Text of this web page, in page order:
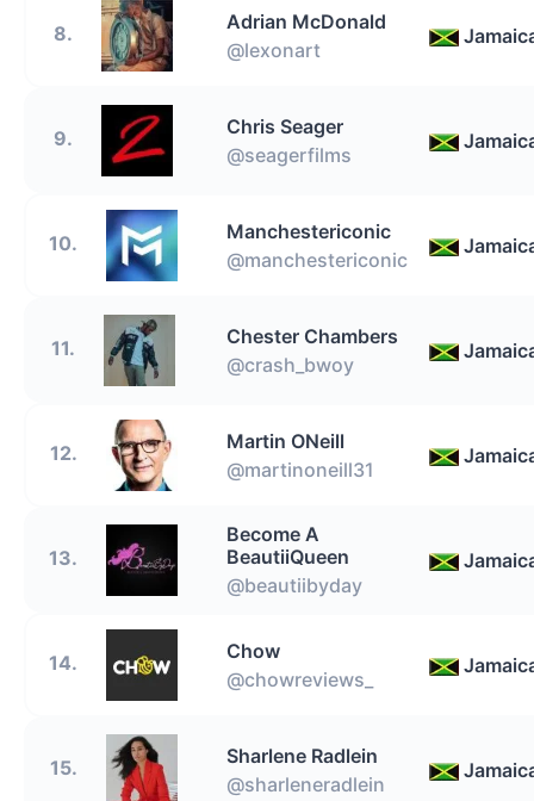
8.
Adrian McDonald
@lexonart
9.
Chris Seager
@seagerfilms
10.
Manchestericonic
@manchestericonic
11.
Chester Chambers
@crash_bwoy
12.
Martin ONeill
@martinoneill31
13.
Become A
BeautiiQueen
@beautiibyday
14.
Chow
@chowreviews_
15.
Sharlene Radlein
@sharleneradlein